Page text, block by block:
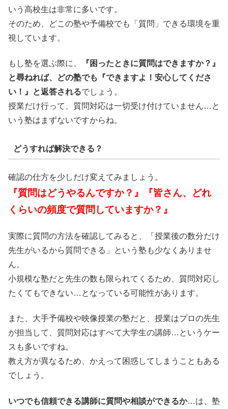
いう高校生は非常に多いです。
そのため、どこの塾や予備校でも「質問」できる環境を重
視しています。
もし塾を選ぶ際に、
『困ったときに質問はできますか？』
と尋ねれば、どの塾でも『できますよ！安心してくださ
い！』と返答されるでしょう。
授業だけ行って、質問対応は一切受け付けていません…と
いう塾はまずないですからね。
どうすれば解決できる？
確認の仕方を少しだけ変えてみましょう。
『質問はどうやるんですか？』『皆さん、どれ
くらいの頻度で質問していますか？』
実際に質問の方法を確認してみると、「授業後の数分だけ
先生がいるから質問できる」という塾も少なくありませ
ん。
小規模な塾だと先生の数も限られてくるため、質問対応し
たくてもできない…となっている可能性があります。
また、大手予備校や映像授業の塾だと、授業はプロの先生
が担当して、質問対応はすべて大学生の講師…というケー
スも多いですね。
教え方が異なるため、かえって困惑してしまうこともある
でしょう。
いつでも信頼できる講師に質問や相談ができるか…は、塾